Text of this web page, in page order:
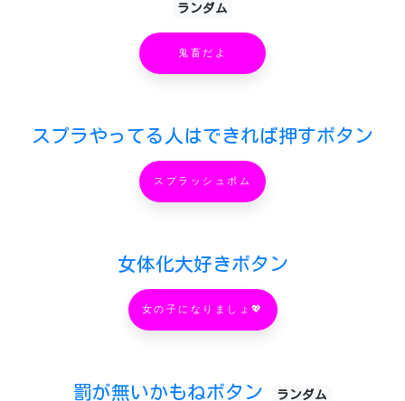
ランダム
鬼畜だよ
スプラやってる人はできれば押すボタン
スプラッシュボム
女体化大好きボタン
女の子になりましょ💖
罰が無いかもねボタン ランダム